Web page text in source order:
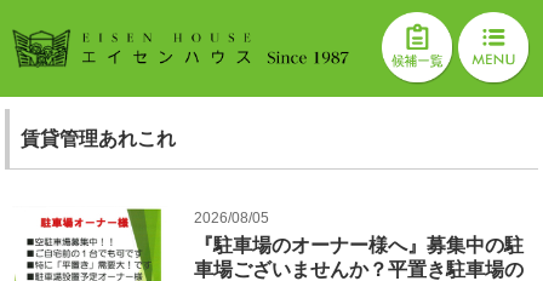
賃貸管理あれこれ
2026/08/05
『駐車場のオーナー様へ』募集中の駐
車場ございませんか？平置き駐車場の